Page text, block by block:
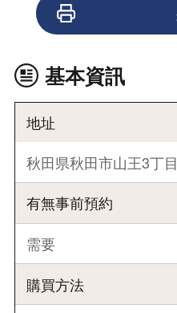
基本資訊
地址
秋田県秋田市山王3丁
有無事前預約
需要
購買方法